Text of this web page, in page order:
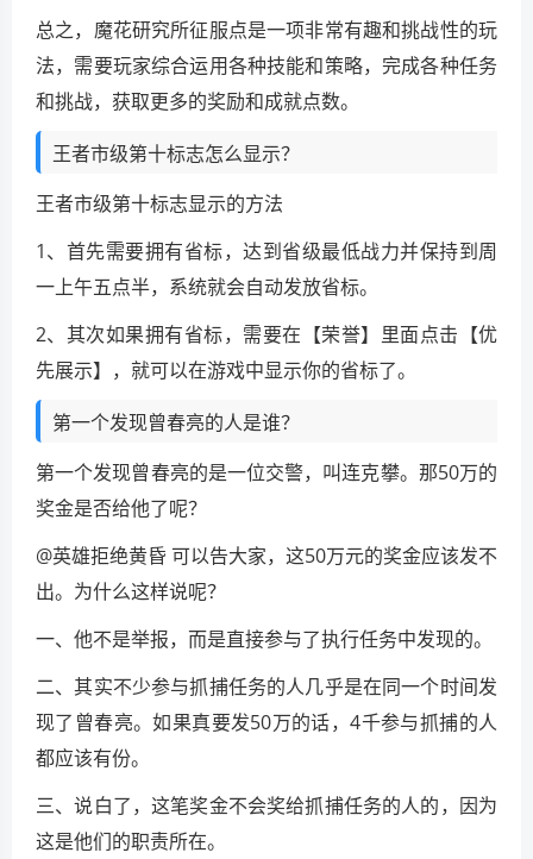
总之，魔花研究所征服点是一项非常有趣和挑战性的玩
法，需要玩家综合运用各种技能和策略，完成各种任务
和挑战，获取更多的奖励和成就点数。
王者市级第十标志怎么显示？
王者市级第十标志显示的方法
1、首先需要拥有省标，达到省级最低战力并保持到周
一上午五点半，系统就会自动发放省标。
2、其次如果拥有省标，需要在【荣誉】里面点击【优
先展示】，就可以在游戏中显示你的省标了。
第一个发现曾春亮的人是谁？
第一个发现曾春亮的是一位交警，叫连克攀。那50万的
奖金是否给他了呢？
@英雄拒绝黄昏 可以告大家，这50万元的奖金应该发不
出。为什么这样说呢？
一、他不是举报，而是直接参与了执行任务中发现的。
二、其实不少参与抓捕任务的人几乎是在同一个时间发
现了曾春亮。如果真要发50万的话，4千参与抓捕的人
都应该有份。
三、说白了，这笔奖金不会奖给抓捕任务的人的，因为
这是他们的职责所在。